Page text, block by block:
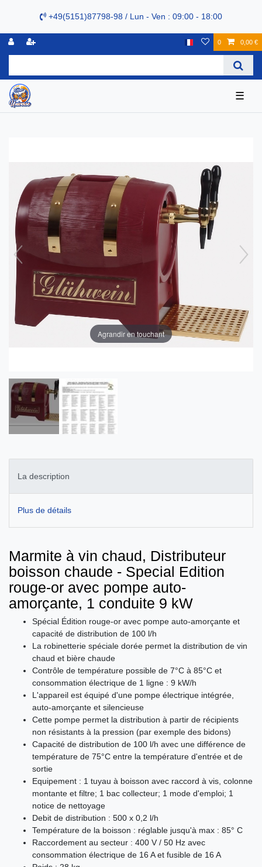
+49(5151)87798-98 / Lun - Ven : 09:00 - 18:00
0 0,00 €
☰
Agrandir en touchant
La description
Plus de détails
Marmite à vin chaud, Distributeur
boisson chaude - Special Edition
rouge-or avec pompe auto-
amorçante, 1 conduite 9 kW
Spécial Édition rouge-or avec pompe auto-amorçante et
capacité de distribution de 100 l/h
La robinetterie spéciale dorée permet la distribution de vin
chaud et bière chaude
Contrôle de température possible de 7°C à 85°C et
consommation électrique de 1 ligne : 9 kW/h
L'appareil est équipé d'une pompe électrique intégrée,
auto-amorçante et silencieuse
Cette pompe permet la distribution à partir de récipients
non résistants à la pression (par exemple des bidons)
Capacité de distribution de 100 l/h avec une différence de
température de 75°C entre la température d'entrée et de
sortie
Equipement : 1 tuyau à boisson avec raccord à vis, colonne
montante et filtre; 1 bac collecteur; 1 mode d'emploi; 1
notice de nettoyage
Debit de distribution : 500 x 0,2 l/h
Température de la boisson : réglable jusqu'à max : 85° C
Raccordement au secteur : 400 V / 50 Hz avec
consommation électrique de 16 A et fusible de 16 A